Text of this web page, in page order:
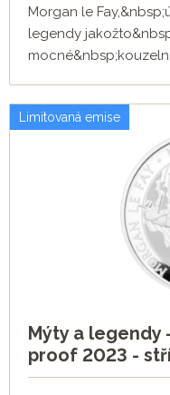
Morgan le
legendy
Limitovaná emise
Mýty a legendy
proof 2023 -